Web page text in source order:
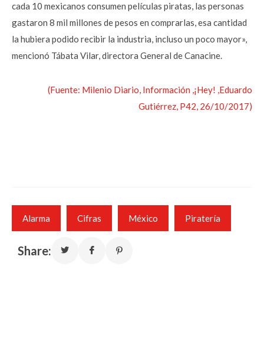
cada 10 mexicanos consumen películas piratas, las personas
gastaron 8 mil millones de pesos en comprarlas, esa cantidad
la hubiera podido recibir la industria, incluso un poco mayor»,
mencionó Tábata Vilar, directora General de Canacine.
(Fuente: Milenio Diario, Información ,¡Hey! ,Eduardo
Gutiérrez, P42, 26/10/2017)
Alarma Cifras México Piratería
Share: